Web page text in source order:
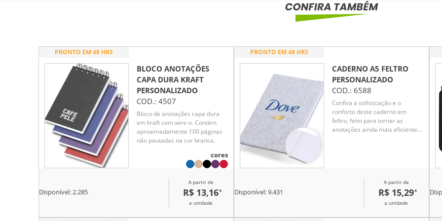
PRONTO EM 48 HRS
BLOCO ANOTAÇÕES
CAPA DURA KRAFT
PERSONALIZADO
COD.: 4507
Bloco de anotações capa dura
em kraft com wire-o. Contém
aproximadamente 100 páginas
não pautadas na cor branca.
cores
Disponível:2.285
A partir de
R$ 13,16*
a unidade
PRONTO EM 48 HRS
CADERNO A5 FELTRO
PERSONALIZADO
COD.: 6588
Confira a sofisticação e o
conforto deste caderno em
feltro, feito para tornar as
anotações ainda mais eficientes
compromissos e inspirações.
Disponível:9.431
A partir de
R$ 15,29*
a unidade